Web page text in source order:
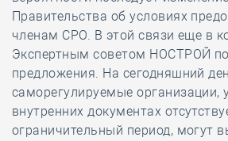
Правительства об условиях
членам СРО. В этой связи еще в
Экспертным советом НОСТРОЙ
предложения. На сегодняшний
саморегулируемые организации,
внутренних документах
ограничительный период, могут